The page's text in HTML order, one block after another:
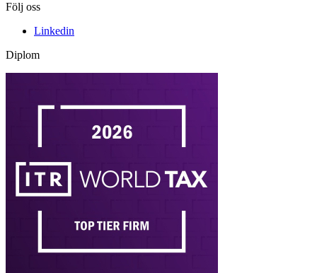
Följ oss
Linkedin
Diplom